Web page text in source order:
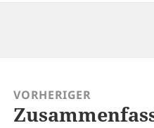
VORHERIGER
Vorheriger